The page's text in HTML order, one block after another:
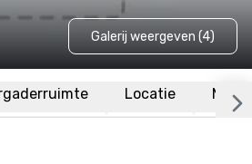
Galerij weergeven (4)
Locatie Meer